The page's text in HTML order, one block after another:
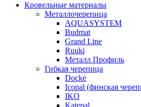
Кровельные материалы
Металлочерепица
AQUASYSTEM
Budmat
Grand Line
Ruuki
Металл Профиль
Гибкая черепица
Docke
Icopal (финская
IKO